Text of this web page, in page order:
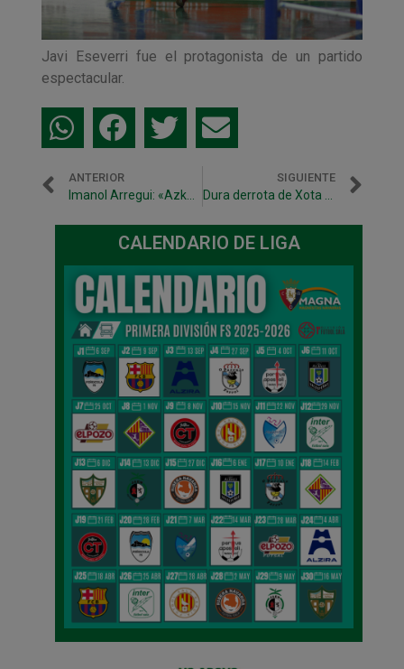
Javi Eseverri fue el protagonista de un partido
espectacular.
ANTERIOR SIGUIENTE
CALENDARIO DE LIGA